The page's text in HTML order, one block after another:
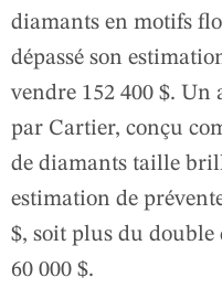
diamants en motifs
dépassé son
vendre 152 400 $. Un
par Cartier, conçu
de diamants taille
estimation de
$, soit plus du double
60 000 $.